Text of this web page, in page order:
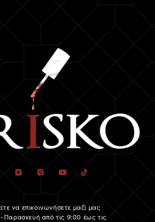
να επικοινωνήσετε μαζί μας
Παρασκευή από τις 9:00 έως τις